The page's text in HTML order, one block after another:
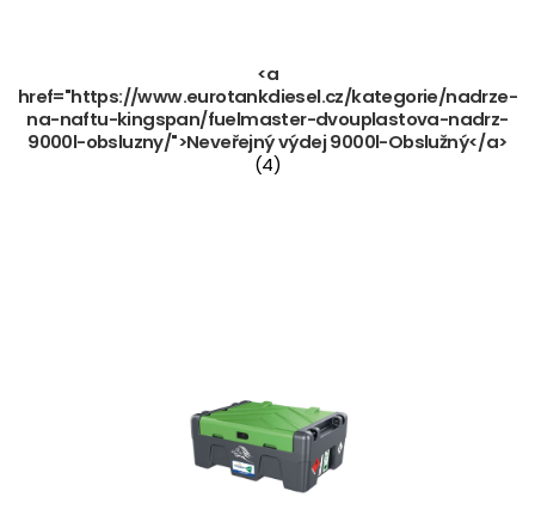
<a
href="https://www.eurotankdiesel.cz/kategorie/nadrze-
na-naftu-kingspan/fuelmaster-dvouplastova-nadrz-
9000l-obsluzny/">Neveřejný výdej 9000l-Obslužný</a>
(4)